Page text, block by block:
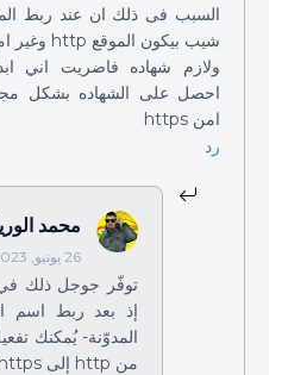
السبب فى ذلك ان عند ربط
شيب بيكون الموقع http وغير امن
ولازم شهاده فاضريت اني
احصل على الشهاده بشكل
امن https
رد
محمد
26 يونيو, 2023
توفّر جوجل ذلك
إذ بعد ربط اسم
المدوّنة- يُمكنك
من http إلى https.